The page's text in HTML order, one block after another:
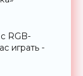
RGB-
играть -